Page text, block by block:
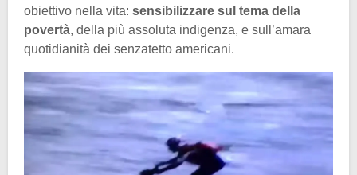
obiettivo nella vita: sensibilizzare sul tema della
povertà, della più assoluta indigenza, e sull’amara
quotidianità dei senzatetto americani.